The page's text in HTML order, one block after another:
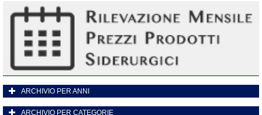
ARCHIVIO PER ANNI
ARCHIVIO PER CATEGORIE